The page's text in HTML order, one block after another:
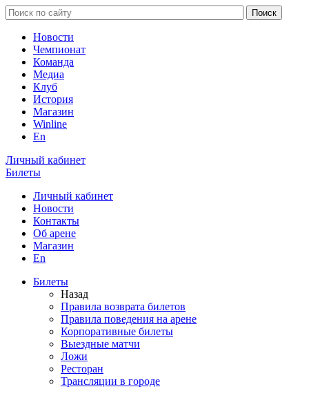
Новости
Чемпионат
Команда
Медиа
Клуб
История
Магазин
Winline
En
Личный кабинет
Билеты
Личный кабинет
Новости
Контакты
Об арене
Магазин
En
Билеты
Назад
Правила возврата билетов
Правила поведения на арене
Корпоративные билеты
Выездные матчи
Ложи
Ресторан
Трансляции в городе